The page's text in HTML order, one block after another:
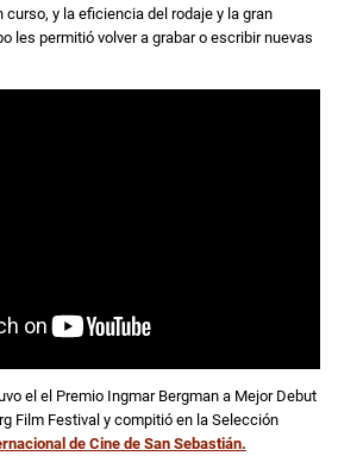
curso, y la eficiencia del rodaje y la gran
les permitió volver a grabar o escribir nuevas
el el Premio Ingmar Bergman a Mejor Debut
Film Festival y compitió en la Selección
de Cine de San Sebastián.